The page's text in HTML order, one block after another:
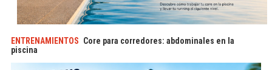
ENTRENAMIENTOS Core para corredores: abdominales en la
piscina